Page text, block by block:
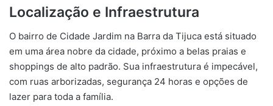
Localização e Infraestrutura
O bairro de Cidade Jardim na Barra da Tijuca está situado
em uma área nobre da cidade, próximo a belas praias e
shoppings de alto padrão. Sua infraestrutura é impecável,
com ruas arborizadas, segurança 24 horas e opções de
lazer para toda a família.